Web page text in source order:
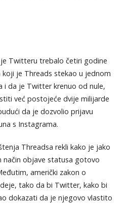
Twitteru trebalo četiri godine
je Threads stekao u jednom
i da je Twitter krenuo od nule,
već postojeće dvije milijarde
da je dozvolio prijavu
s Instagrama.
Threadsa rekli kako je jako
način objave statusa gotovo
američki zakon o
tako da bi Twitter, kako bi
dokazati da je njegovo vlastito